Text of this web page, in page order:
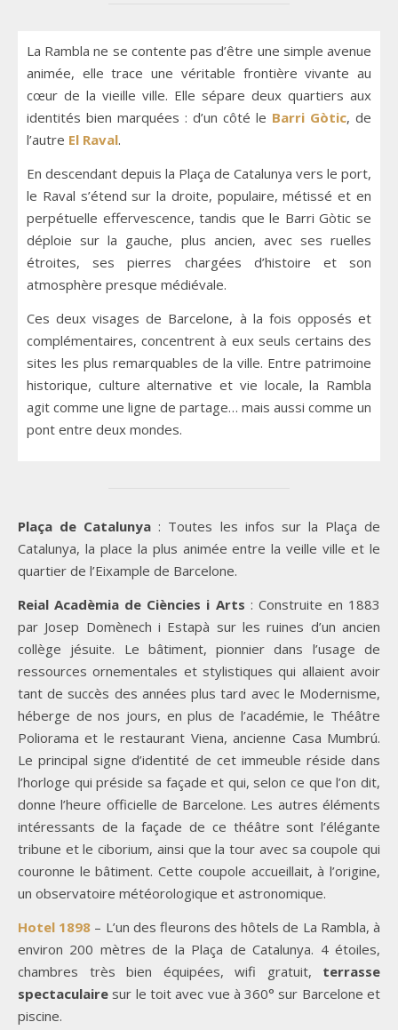
La Rambla ne se contente pas d’être une simple avenue
animée, elle trace une véritable frontière vivante au
cœur de la vieille ville. Elle sépare deux quartiers aux
identités bien marquées : d’un côté le Barri Gòtic, de
l’autre El Raval.
En descendant depuis la Plaça de Catalunya vers le port,
le Raval s’étend sur la droite, populaire, métissé et en
perpétuelle effervescence, tandis que le Barri Gòtic se
déploie sur la gauche, plus ancien, avec ses ruelles
étroites, ses pierres chargées d’histoire et son
atmosphère presque médiévale.
Ces deux visages de Barcelone, à la fois opposés et
complémentaires, concentrent à eux seuls certains des
sites les plus remarquables de la ville. Entre patrimoine
historique, culture alternative et vie locale, la Rambla
agit comme une ligne de partage… mais aussi comme un
pont entre deux mondes.
Plaça de Catalunya : Toutes les infos sur la Plaça de
Catalunya, la place la plus animée entre la veille ville et le
quartier de l’Eixample de Barcelone.
Reial Acadèmia de Ciències i Arts : Construite en 1883
par Josep Domènech i Estapà sur les ruines d’un ancien
collège jésuite. Le bâtiment, pionnier dans l’usage de
ressources ornementales et stylistiques qui allaient avoir
tant de succès des années plus tard avec le Modernisme,
héberge de nos jours, en plus de l’académie, le Théâtre
Poliorama et le restaurant Viena, ancienne Casa Mumbrú.
Le principal signe d’identité de cet immeuble réside dans
l’horloge qui préside sa façade et qui, selon ce que l’on dit,
donne l’heure officielle de Barcelone. Les autres éléments
intéressants de la façade de ce théâtre sont l’élégante
tribune et le ciborium, ainsi que la tour avec sa coupole qui
couronne le bâtiment. Cette coupole accueillait, à l’origine,
un observatoire météorologique et astronomique.
Hotel 1898 – L’un des fleurons des hôtels de La Rambla, à
environ 200 mètres de la Plaça de Catalunya. 4 étoiles,
chambres très bien équipées, wifi gratuit, terrasse
spectaculaire sur le toit avec vue à 360° sur Barcelone et
piscine.